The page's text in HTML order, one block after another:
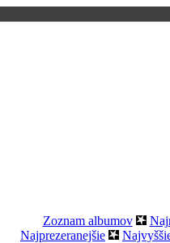
Zoznam albumov
Najprezeranejšie